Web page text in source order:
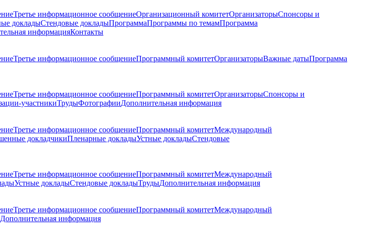
Третье информационное сообщениеОрганизационный комитетОрганизаторыСпонсоры и
докладыСтендовые докладыПрограммаПрограммы по темамПрограмма
информацияКонтакты
Третье информационное сообщениеПрограммный комитетОрганизаторыВажные датыПрограмма
Третье информационное сообщениеПрограммный комитетОрганизаторыСпонсоры и
участникиТрудыФотографииДополнительная информация
Третье информационное сообщениеПрограммный комитетМеждународный
докладчикиПленарные докладыУстные докладыСтендовые
Третье информационное сообщениеПрограммный комитетМеждународный
Устные докладыСтендовые докладыТрудыДополнительная информация
Третье информационное сообщениеПрограммный комитетМеждународный
Дополнительная информация